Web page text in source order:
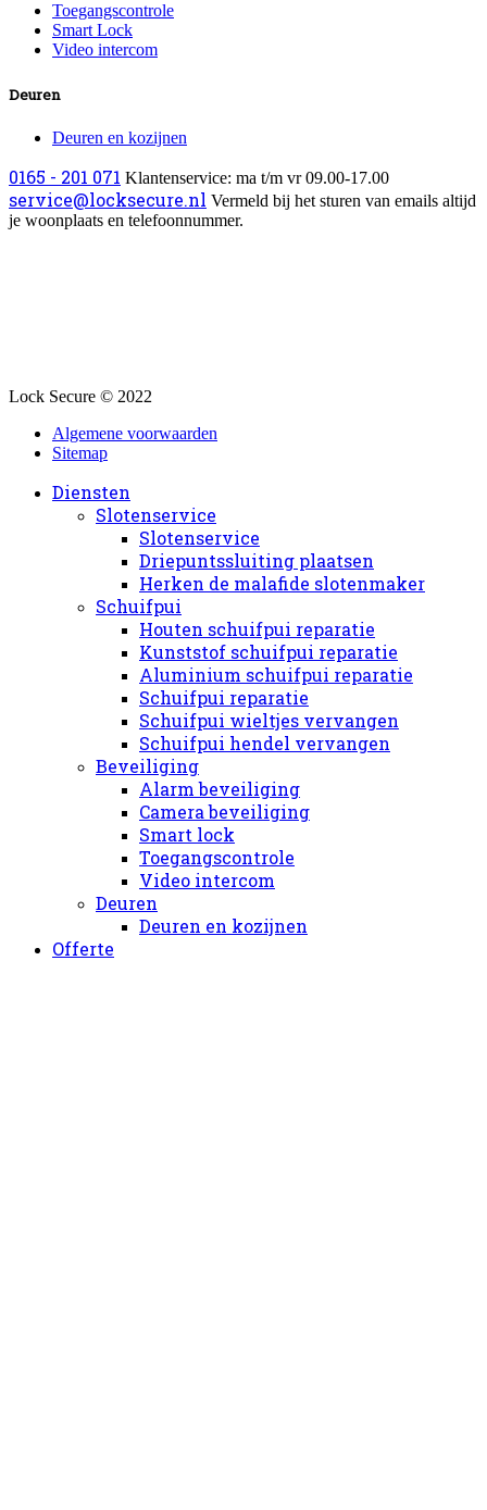
Toegangscontrole
Smart Lock
Video intercom
Deuren
Deuren en kozijnen
0165 - 201 071 Klantenservice: ma t/m vr 09.00-17.00
service@locksecure.nl Vermeld bij het sturen van emails altijd
je woonplaats en telefoonnummer.
Lock Secure © 2022
Algemene voorwaarden
Sitemap
Diensten
Slotenservice
Slotenservice
Driepuntssluiting plaatsen
Herken de malafide slotenmaker
Schuifpui
Houten schuifpui reparatie
Kunststof schuifpui reparatie
Aluminium schuifpui reparatie
Schuifpui reparatie
Schuifpui wieltjes vervangen
Schuifpui hendel vervangen
Beveiliging
Alarm beveiliging
Camera beveiliging
Smart lock
Toegangscontrole
Video intercom
Deuren
Deuren en kozijnen
Offerte